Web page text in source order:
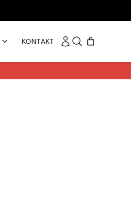
KONTAKT Moje konto
Szukaj